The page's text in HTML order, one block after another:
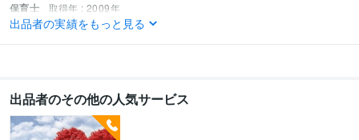
保育士 取得年 : 2009年
幼稚園教諭免許 取得年 : 2009年
学歴
茨城女子短期大学 2009年3月 ~ 2010年2月
出品者の実績をもっと見る
出品者のその他の人気サービス